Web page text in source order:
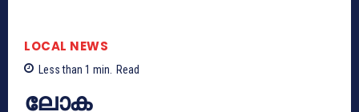
LOCAL NEWS
Less than 1 min. Read
ലോക